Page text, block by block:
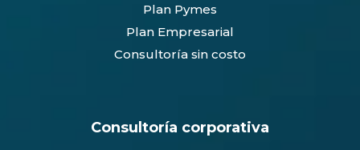
Plan Pymes
Plan Empresarial
Consultoría sin costo
Consultoría corporativa